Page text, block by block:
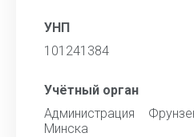
УНП
101241384
Учётный орган
Администрация
Минска